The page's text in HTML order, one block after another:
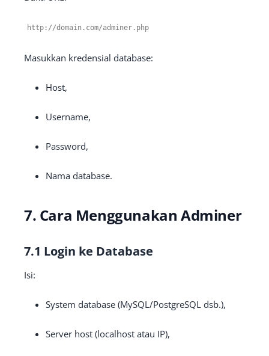
http : //domain.com/adminer.php
Masukkan kredensial database:
Host,
Username,
Password,
Nama database.
7. Cara Menggunakan Adminer
7.1 Login ke Database
Isi:
System database (MySQL/PostgreSQL dsb.),
Server host (localhost atau IP),